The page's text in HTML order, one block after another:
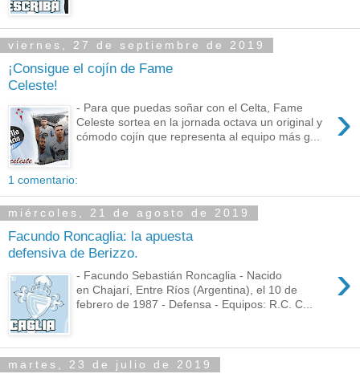
viernes, 27 de septiembre de 2019
¡Consigue el cojín de Fame
Celeste!
›
- Para que puedas soñar con el Celta, Fame
Celeste sortea en la jornada octava un original y
cómodo cojín que representa al equipo más g...
1 comentario:
miércoles, 21 de agosto de 2019
Facundo Roncaglia: la apuesta
defensiva de Berizzo.
›
- Facundo Sebastián Roncaglia - Nacido
en Chajarí, Entre Ríos (Argentina), el 10 de
febrero de 1987 - Defensa - Equipos: R.C. C...
martes, 23 de julio de 2019